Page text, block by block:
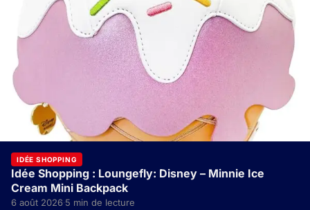
IDÉE SHOPPING
Idée Shopping : Loungefly: Disney – Minnie Ice
Cream Mini Backpack
6 août 2026·5 min de lecture